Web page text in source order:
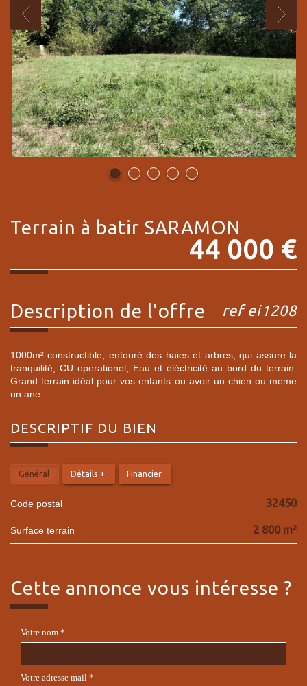
terrain à batir SARAMON
44 000 €
description de l'offre ref ei1208
1000m² constructible, entouré des haies et arbres, qui assure la
tranquilité, CU operationel, Eau et éléctricité au bord du terrain.
Grand terrain idéal pour vos enfants ou avoir un chien ou meme
un ane.
DESCRIPTIF DU BIEN
Général Détails + Financier
Code postal 32450
surface terrain 2 800 m²
cette annonce vous intéresse ?
Votre nom *
Votre adresse mail *